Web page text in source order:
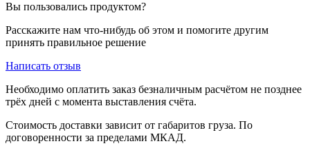
Вы пользовались продуктом?
Расскажите нам что-нибудь об этом и помогите другим
принять правильное решение
Написать отзыв
Необходимо оплатить заказ безналичным расчётом не позднее
трёх дней с момента выставления счёта.
Стоимость доставки зависит от габаритов груза. По
договоренности за пределами МКАД.